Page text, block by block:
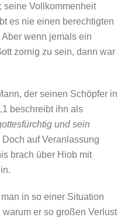
seine Vollkommenheit
es nie einen berechtigten
wenn jemals ein
zornig zu sein, dann war
der seinen Schöpfer in
beschreibt ihn als
und sein
Doch auf Veranlassung
brach über Hiob mit
in so einer Situation
er so großen Verlust